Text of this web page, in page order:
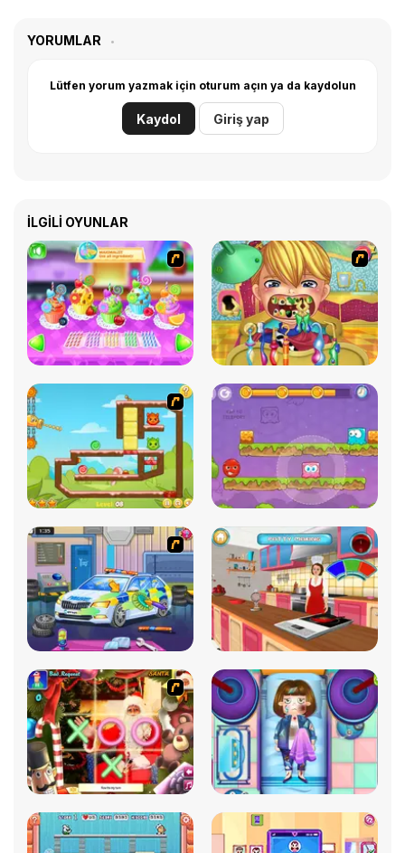
YORUMLAR
Lütfen yorum yazmak için oturum açın ya da kaydolun
Kaydol Giriş yap
İLGILI OYUNLAR